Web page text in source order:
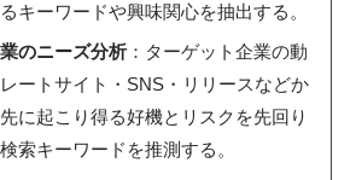
キーワードや興味関心を抽出する。
のニーズ分析：ターゲット企業の動
ートサイト・SNS・リリースなどか
に起こり得る好機とリスクを先回り
索キーワードを推測する。